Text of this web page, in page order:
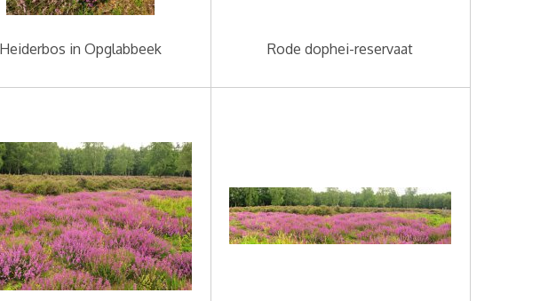
Heiderbos in Opglabbeek Rode dophei-reservaat